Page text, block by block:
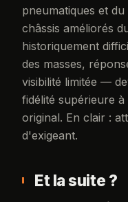
pneumatiques et
châssis améliorés
historiquement
des masses,
visibilité limitée —
fidélité supérieure
original. En clair :
d'exigeant.
Et la suite ?